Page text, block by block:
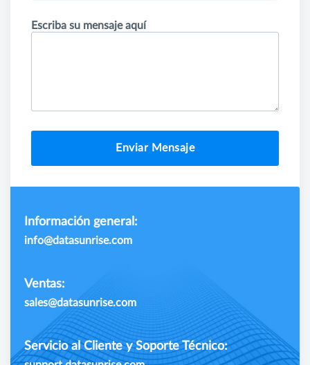
Escriba su mensaje aquí
Enviar Mensaje
Información general:
info@datasunrise.com
Ventas:
sales@datasunrise.com
Servicio al Cliente y Soporte Técnico: